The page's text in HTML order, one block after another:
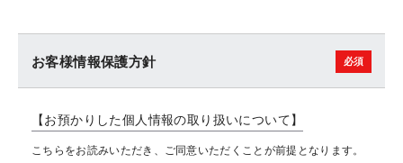
お客様情報保護方針
【お預かりした個人情報の取り扱いについて】
こちらをお読みいただき、ご同意いただくことが前提となります。